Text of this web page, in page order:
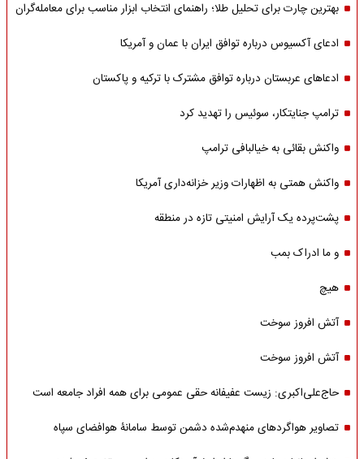
بهترین چارت برای تحلیل طلا؛ راهنمای انتخاب ابزار مناسب برای معامله‌گران
ادعای آکسیوس درباره توافق ایران با عمان و آمریکا
ادعاهای عربستان درباره توافق مشترک با ترکیه و پاکستان
ترامپ جنایتکار، سوئیس را تهدید کرد
واکنش بقائی به خیالبافی ترامپ
واکنش همتی به اظهارات وزیر خزانه‌داری آمریکا
پشت‌پرده یک آرایش امنیتی تازه در منطقه
و ما ادراک بمب
هیچ
آتش افروز سوخت
آتش افروز سوخت
حاج‌علی‌اکبری: زیست عفیفانه حقی عمومی برای همه افراد جامعه است
تصاویر هواگردهای منهدم‌شده دشمن توسط سامانۀ هوافضای سپاه